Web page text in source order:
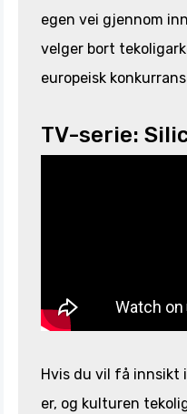
egen vei gjennom
velger bort
europeisk
TV-serie:
Hvis du vil få innsikt
er, og kulturen